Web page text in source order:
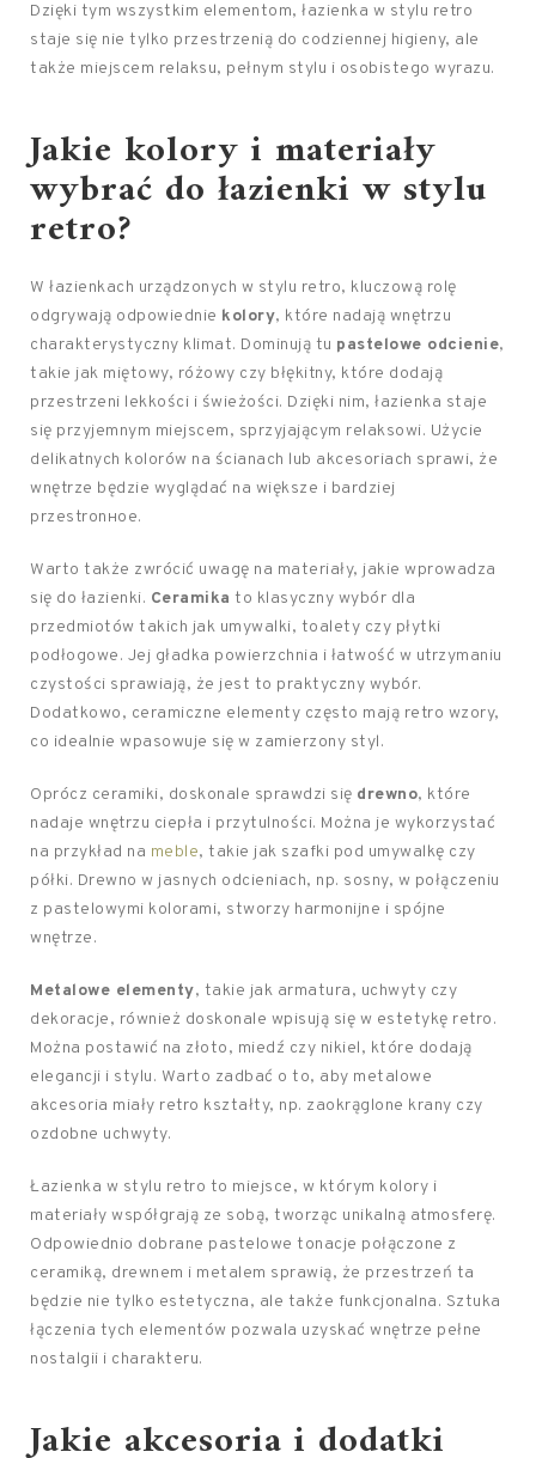
Dzięki tym wszystkim elementom, łazienka w stylu retro
staje się nie tylko przestrzenią do codziennej higieny, ale
także miejscem relaksu, pełnym stylu i osobistego wyrazu.
Jakie kolory i materiały
wybrać do łazienki w stylu
retro?
W łazienkach urządzonych w stylu retro, kluczową rolę
odgrywają odpowiednie kolory, które nadają wnętrzu
charakterystyczny klimat. Dominują tu pastelowe odcienie,
takie jak miętowy, różowy czy błękitny, które dodają
przestrzeni lekkości i świeżości. Dzięki nim, łazienka staje
się przyjemnym miejscem, sprzyjającym relaksowi. Użycie
delikatnych kolorów na ścianach lub akcesoriach sprawi, że
wnętrze będzie wyglądać na większe i bardziej
przestronное.
Warto także zwrócić uwagę na materiały, jakie wprowadza
się do łazienki. Ceramika to klasyczny wybór dla
przedmiotów takich jak umywalki, toalety czy płytki
podłogowe. Jej gładka powierzchnia i łatwość w utrzymaniu
czystości sprawiają, że jest to praktyczny wybór.
Dodatkowo, ceramiczne elementy często mają retro wzory,
co idealnie wpasowuje się w zamierzony styl.
Oprócz ceramiki, doskonale sprawdzi się drewno, które
nadaje wnętrzu ciepła i przytulności. Można je wykorzystać
na przykład na meble, takie jak szafki pod umywalkę czy
półki. Drewno w jasnych odcieniach, np. sosny, w połączeniu
z pastelowymi kolorami, stworzy harmonijne i spójne
wnętrze.
Metalowe elementy, takie jak armatura, uchwyty czy
dekoracje, również doskonale wpisują się w estetykę retro.
Można postawić na złoto, miedź czy nikiel, które dodają
elegancji i stylu. Warto zadbać o to, aby metalowe
akcesoria miały retro kształty, np. zaokrąglone krany czy
ozdobne uchwyty.
Łazienka w stylu retro to miejsce, w którym kolory i
materiały współgrają ze sobą, tworząc unikalną atmosferę.
Odpowiednio dobrane pastelowe tonacje połączone z
ceramiką, drewnem i metalem sprawią, że przestrzeń ta
będzie nie tylko estetyczna, ale także funkcjonalna. Sztuka
łączenia tych elementów pozwala uzyskać wnętrze pełne
nostalgii i charakteru.
Jakie akcesoria i dodatki